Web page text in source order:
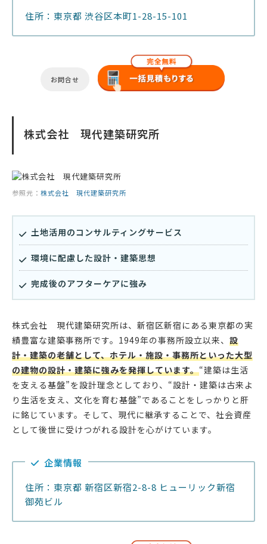
住所：東京都 渋谷区本町1-28-15-101
お問合せ
株式会社 現代建築研究所
参照元： 株式会社 現代建築研究所
土地活用のコンサルティングサービス
環境に配慮した設計・建築思想
完成後のアフターケアに強み
株式会社 現代建築研究所は、新宿区新宿にある東京都の実
績豊富な建築事務所です。1949年の事務所設立以来、 設
計・建築の老舗として、ホテル・施設・事務所といった大型
の建物の設計・建築に強みを発揮しています。“建築は生活
を支える基盤”を設計理念としており、“設計・建築は古来よ
り生活を支え、文化を育む基盤”であることをしっかりと肝
に銘じています。そして、現代に継承することで、社会資産
として後世に受けつがれる設計を心がけています。
企業情報
住所：東京都 新宿区新宿2-8-8 ヒューリック新宿
御苑ビル